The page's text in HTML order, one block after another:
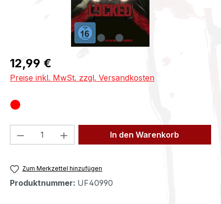
Regulärer Preis:
12,99 €
Preise inkl. MwSt. zzgl. Versandkosten
Produkt Anzahl: Gib denIn den Warenkorb
Zum Merkzettel hinzufügen
Produktnummer: UF40990